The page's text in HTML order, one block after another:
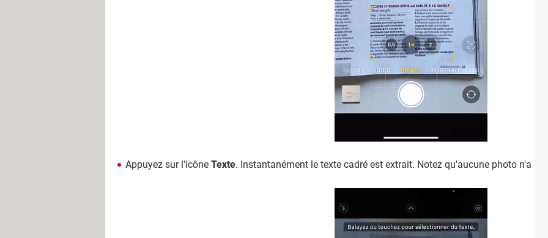
Appuyez sur l'icône Texte. Instantanément le texte cadré est extrait. Notez qu'aucune photo n'a été